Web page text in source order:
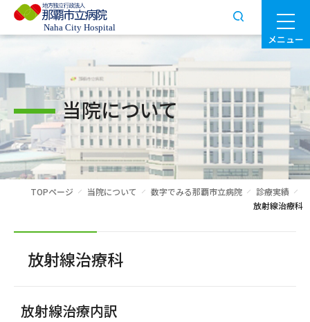
メニュー
当院について
TOPページ 当院について 数字でみる那覇市立病院
診療実績
放射線治療科
放射線治療科
放射線治療内訳